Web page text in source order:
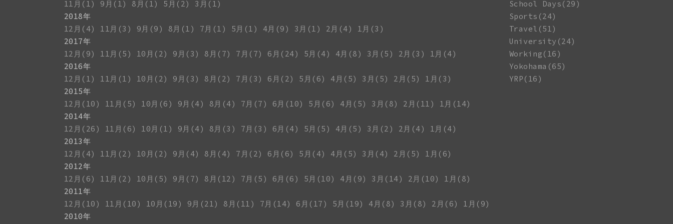
11月(1)
9月(1) 8月(1) 5月(2)
3月(1)
2018年
12月(4)
11月(3) 9月(9) 8月(1) 7月(1) 5月(1) 4月(9) 3月(1) 2月(4)
1月(3)
2017年
12月(9)
11月(5) 10月(2) 9月(3) 8月(7) 7月(7) 6月(24) 5月(4) 4月(8) 3月(5) 2月(3)
1月(4)
2016年
12月(1)
11月(1) 10月(2) 9月(3) 8月(2) 7月(3) 6月(2) 5月(6) 4月(5) 3月(5) 2月(5)
1月(3)
2015年
12月(10)
11月(5) 10月(6) 9月(4) 8月(4) 7月(7) 6月(10) 5月(6) 4月(5) 3月(8) 2月(11)
1月(14)
2014年
12月(26)
11月(6) 10月(1) 9月(4) 8月(3) 7月(3) 6月(4) 5月(5) 4月(5) 3月(2) 2月(4)
1月(4)
2013年
12月(4)
11月(2) 10月(2) 9月(4) 8月(4) 7月(2) 6月(6) 5月(4) 4月(5) 3月(4) 2月(5)
1月(6)
2012年
12月(6)
11月(2) 10月(5) 9月(7) 8月(12) 7月(5) 6月(6) 5月(10) 4月(9) 3月(14) 2月(10)
1月(8)
2011年
12月(10)
11月(10) 10月(19) 9月(21) 8月(11) 7月(14) 6月(17) 5月(19) 4月(8) 3月(8) 2月(6)
1月(9)
2010年
School Days(29)
Sports(24)
Travel(51)
University(24)
Working(16)
Yokohama(65)
YRP(16)